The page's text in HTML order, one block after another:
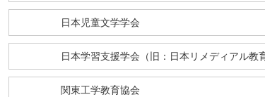
日本児童文学学会
日本学習支援学会（旧：日本リメディアル教
関東工学教育協会